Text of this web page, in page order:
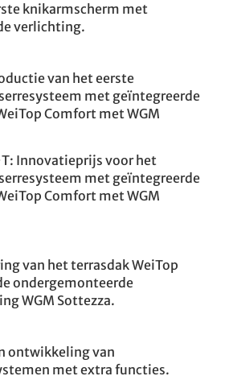
knikarmscherm met
verlichting.
van het eerste
met geïntegreerde
Comfort met WGM
Innovatieprijs voor het
met geïntegreerde
Comfort met WGM
van het terrasdak WeiTop
ondergemonteerde
WGM Sottezza.
ontwikkeling van
met extra functies.